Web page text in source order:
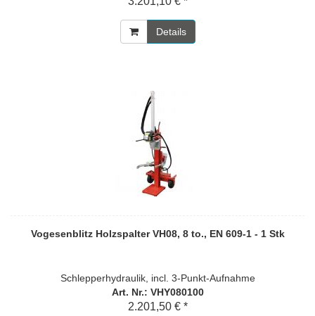
Details
Vogesenblitz Holzspalter VH08, 8 to., EN 609-1 - 1 Stk
Schlepperhydraulik, incl. 3-Punkt-Aufnahme
Art. Nr.: VHY080100
2.201,50 € *